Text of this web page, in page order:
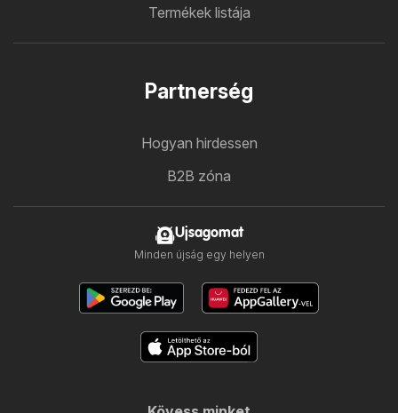
Termékek listája
Partnerség
Hogyan hirdessen
B2B zóna
Ujsagomat
Minden újság egy helyen